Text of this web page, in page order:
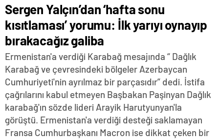
Sergen Yalçın’dan ‘hafta sonu
kısıtlaması’ yorumu: İlk yarıyı oynayıp
bırakacağız galiba
Ermenistan'a verdiği Karabağ mesajında “ Dağlık
Karabağ ve çevresindeki bölgeler Azerbaycan
Cumhuriyeti'nin ayrılmaz bir parçasıdır” dedi. İstifa
çağrılarını kabul etmeyen Başbakan Paşinyan Dağlık
karabağ'ın sözde lideri Arayik Harutyunyan'la
görüştü. Ermenistan'a verdiği desteği saklamayan
Fransa Cumhurbaşkanı Macron ise dikkat çeken bir